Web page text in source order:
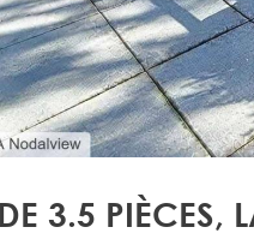
3.5 PIÈCES,